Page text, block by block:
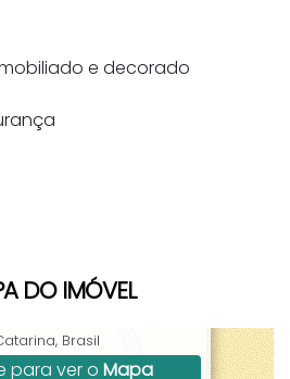
e decorado
DO IMÓVEL
Brasil
para ver o Mapa